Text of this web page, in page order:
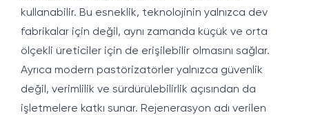
kullanabilir. Bu esneklik, teknolojinin yalnızca dev
fabrikalar için değil, aynı zamanda küçük ve orta
ölçekli üreticiler için de erişilebilir olmasını sağlar.
Ayrıca modern pastörizatörler yalnızca güvenlik
değil, verimlilik ve sürdürülebilirlik açısından da
işletmelere katkı sunar. Rejenerasyon adı verilen